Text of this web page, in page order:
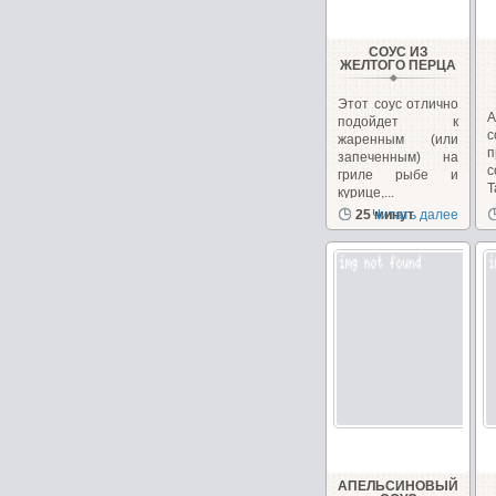
СОУС ИЗ
ЖЕЛТОГО ПЕРЦА
Этот соус отлично
подойдет к
жаренным (или
запеченным) на
гриле рыбе и
курице,...
25 минут
Читать далее
АПЕЛЬСИНОВЫЙ